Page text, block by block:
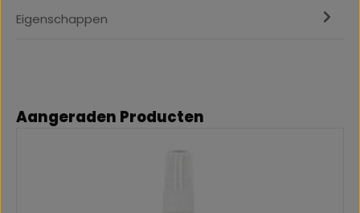
Eigenschappen
Productgalerij overslaan
Aangeraden Producten